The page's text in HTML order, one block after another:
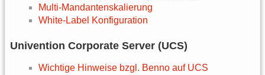
Multi-Mandantenskalierung
White-Label Konfiguration
Univention Corporate Server (UCS)
Wichtige Hinweise bzgl. Benno auf UCS